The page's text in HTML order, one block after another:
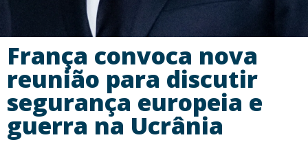
França convoca nova
reunião para discutir
segurança europeia e
guerra na Ucrânia